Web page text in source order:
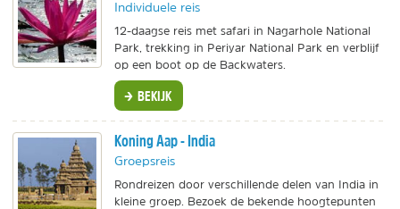
Individuele reis
12-daagse reis met safari in Nagarhole National
Park, trekking in Periyar National Park en verblijf
op een boot op de Backwaters.
BEKIJK
Koning Aap - India
Groepsreis
Rondreizen door verschillende delen van India in
kleine groep. Bezoek de bekende hoogtepunten